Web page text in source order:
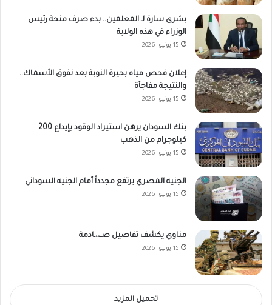
بشرى سارة لـ المعلمين.. بدء صرف منحة رئيس
الوزراء في هذه الولاية
15 يونيو، 2026
إعلان فحص مياه بحيرة النوبة بعد نفوق الأسماك..
والنتيجة مفاجأة
15 يونيو، 2026
بنك السودان يرهن استيراد الوقود بإيداع 200
كيلوجرام من الذهب
15 يونيو، 2026
الجنيه المصري يرتفع مجدداً أمام الجنيه السوداني
15 يونيو، 2026
مناوي يكشف تفاصيل صـ،،ـادمة
15 يونيو، 2026
تحميل المزيد